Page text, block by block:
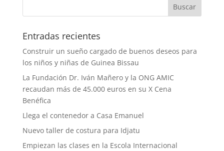
Entradas recientes
Construir un sueño cargado de buenos deseos para
los niños y niñas de Guinea Bissau
La Fundación Dr. Iván Mañero y la ONG AMIC
recaudan más de 45.000 euros en su X Cena
Benéfica
Llega el contenedor a Casa Emanuel
Nuevo taller de costura para Idjatu
Empiezan las clases en la Escola Internacional